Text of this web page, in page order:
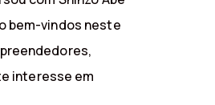
bem-vindos neste
interesse em